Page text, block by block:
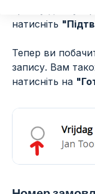
натисніть
Тепер ви
запису. Вам
натисніть на